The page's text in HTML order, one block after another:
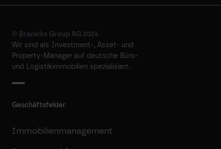
© Branicks Group AG 2026
Wir sind als ­Investment-, ­Asset- und
­Property-Manager auf deutsche ­Büro-
und Logistikimmobilien spezialisiert.
Geschäftsfelder
Immobilienmanagement